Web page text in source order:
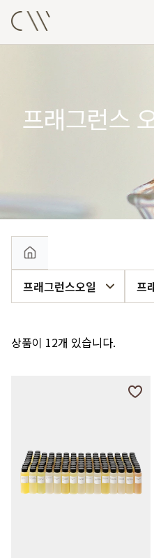
프래그런스
프래그런스오일 프
상품이 12개 있습니다.